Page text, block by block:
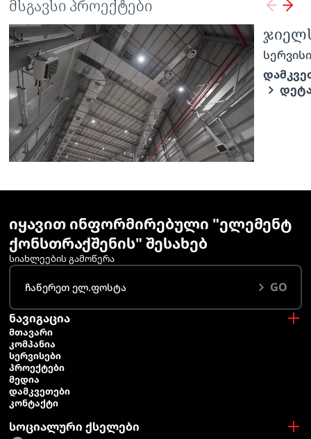
მსგავსი პროექტები
ბორჯომის საწარმო
სერვისი:
ინდუსტრიული მშენებლობა
სარემონტო სამუშაოები
დამკვეთი:
შპს IDS ბორჯომი საქართველო
ᲓᲔᲢᲐᲚᲣᲠᲐᲓ
იყავით ინფორმირებული "ელემენტ
ქონსთრაქშენის" შესახებ
სიახლეების გამოწერა
GO
ნავიგაცია
ᲛᲗᲐᲕᲐᲠᲘ
ᲙᲝᲛᲞᲐᲜᲘᲐ
ᲡᲔᲠᲕᲘᲡᲔᲑᲘ
ᲞᲠᲝᲔᲥᲢᲔᲑᲘ
ᲛᲔᲓᲘᲐ
ᲓᲐᲛᲙᲕᲔᲗᲔᲑᲘ
ᲙᲝᲜᲢᲐᲥᲢᲘ
სოციალური ქსელები